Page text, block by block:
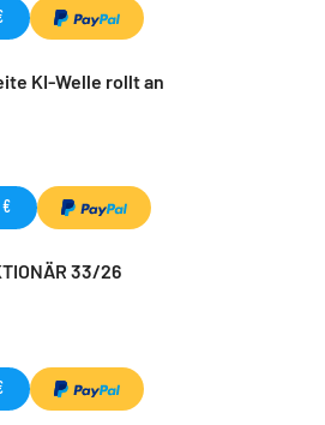
KI-Welle rollt an
€
33/26